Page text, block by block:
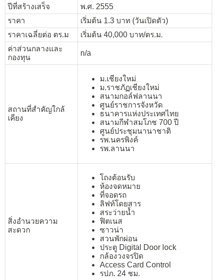
ปีที่สร้างเสร็จ
พ.ศ. 2555
ราคา
เริ่มต้น 1.3 บาท (วันเปิดตัว)
ราคาเฉลี่ยต่อ ตร.ม
เริ่มต้น 40,000 บาท/ตร.ม.
ค่าส่วนกลางและ
กองทุน
n/a
สถานที่สำคัญใกล้
เคียง
ม.เชียงใหม่
ม.ราชภัฏเชียงใหม่
สนามกอล์ฟลานนา
ศูนย์ราชการจังหวัด
ธนาคารแห่งประเทศไทย
สนามกีฬาสมโภช 700 ปี
ศูนย์ประชุมนานาชาติ
รพ.นครพิงค์
รพ.ลานนา
สิ่งอำนวยความ
สะดวก
โถงต้อนรับ
ห้องจดหมาย
ที่จอดรถ
ลิฟท์โดยสาร
สระว่ายน้ำ
ฟิตเนส
ซาวน่า
สวนพักผ่อน
ประตู Digital Door lock
กล้องวงจรปิด
Access Card Control
รปภ. 24 ชม.